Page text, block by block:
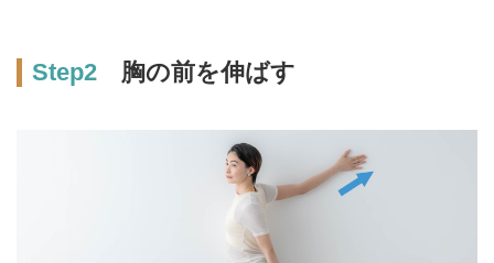
Step2胸の前を伸ばす